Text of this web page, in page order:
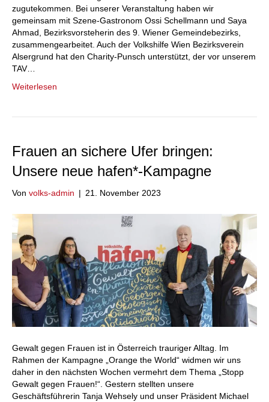
zugutekommen. Bei unserer Veranstaltung haben wir
gemeinsam mit Szene-Gastronom Ossi Schellmann und Saya
Ahmad, Bezirksvorsteherin des 9. Wiener Gemeindebezirks,
zusammengearbeitet. Auch der Volkshilfe Wien Bezirksverein
Alsergrund hat den Charity-Punsch unterstützt, der vor unserem
TAV…
Weiterlesen
Frauen an sichere Ufer bringen:
Unsere neue hafen*-Kampagne
Von volks-admin | 21. November 2023
Gewalt gegen Frauen ist in Österreich trauriger Alltag. Im
Rahmen der Kampagne „Orange the World“ widmen wir uns
daher in den nächsten Wochen vermehrt dem Thema „Stopp
Gewalt gegen Frauen!“. Gestern stellten unsere
Geschäftsführerin Tanja Wehsely und unser Präsident Michael